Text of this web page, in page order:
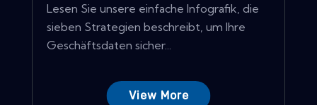
Lesen Sie unsere einfache Infografik, die
sieben Strategien beschreibt, um Ihre
Geschäftsdaten sicher...
View More